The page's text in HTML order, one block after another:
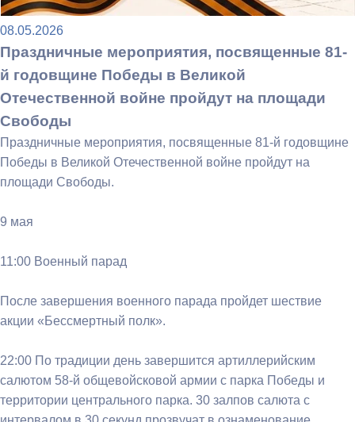
08.05.2026
Праздничные мероприятия, посвященные 81-
й годовщине Победы в Великой
Отечественной войне пройдут на площади
Свободы
Праздничные мероприятия, посвященные 81-й годовщине
Победы в Великой Отечественной войне пройдут на
площади Свободы.
9 мая
11:00 Военный парад
После завершения военного парада пройдет шествие
акции «Бессмертный полк».
22:00 По традиции день завершится артиллерийским
салютом 58-й общевойсковой армии с парка Победы и
территории центрального парка. 30 залпов салюта с